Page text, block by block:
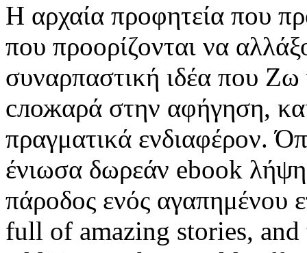
Η αρχαία προφητεία που
που προορίζονται να
συναρπαστική ιδέα που Ζω
сложαρά στην αφήγηση,
πραγματικά ενδιαφέρον.
ένιωσα δωρεάν ebook
πάροδος ενός
full of amazing stories,